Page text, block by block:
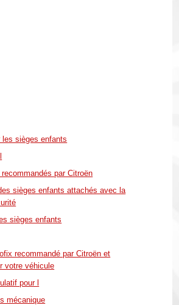
les sièges enfants
par Citroën
sièges enfants attachés avec la
sièges enfants
recommandé par Citroën et
votre véhicule
pour l
mécanique